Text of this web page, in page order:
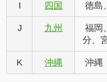
I 四国 徳島
J 九州
福岡
分、
K 沖縄 沖縄